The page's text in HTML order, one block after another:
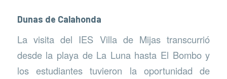
Dunas de Calahonda
La visita del IES Villa de Mijas transcurrió
desde la playa de La Luna hasta El Bombo y
los estudiantes tuvieron la oportunidad de